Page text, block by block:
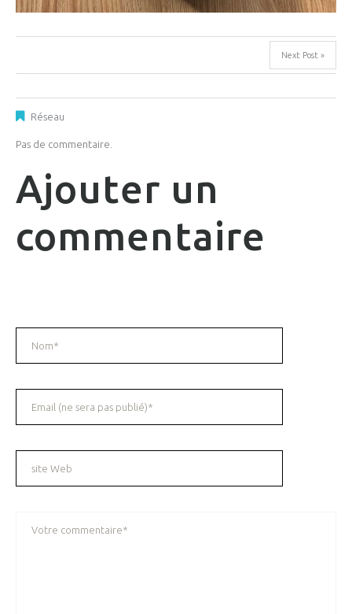
Next Post »
Réseau
Pas de commentaire.
Ajouter un
commentaire